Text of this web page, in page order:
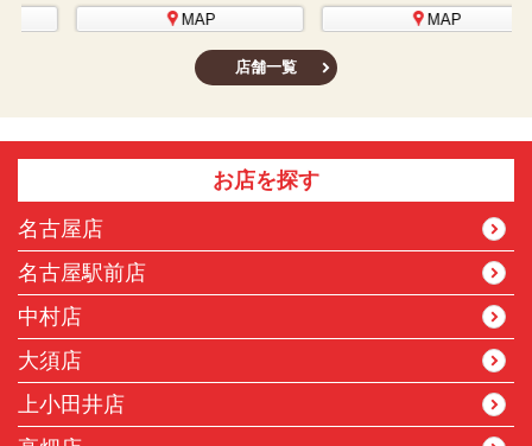
MAP
MAP
店舗一覧
お店を探す
名古屋店
名古屋駅前店
中村店
大須店
上小田井店